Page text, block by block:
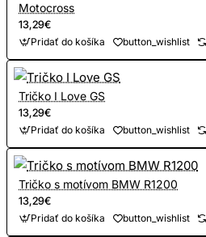
Motocross
13,29€
Pridať do košíka button_wishlist
Tričko I Love GS
13,29€
Pridať do košíka button_wishlist
Tričko s motívom BMW R1200
13,29€
Pridať do košíka button_wishlist